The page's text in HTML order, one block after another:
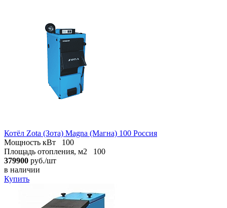
Котёл Zota (Зота) Magna (Магна) 100 Россия
Мощность кВт
100
Площадь отопления, м2
100
379900 руб./шт
в наличии
Купить